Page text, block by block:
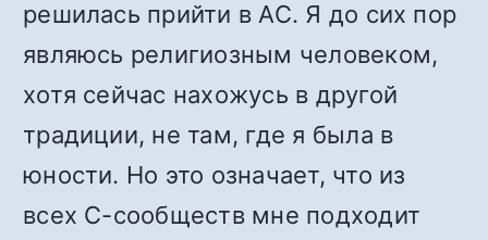
решилась прийти в АС. Я до сих пор
являюсь религиозным человеком,
хотя сейчас нахожусь в другой
традиции, не там, где я была в
юности. Но это означает, что из
всех С-сообществ мне подходит